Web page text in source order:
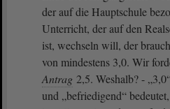
der auf die Hauptschule
Unterricht, der auf den
ist, wechseln will, der
von mindestens 3,0. Wir
Antrag 2,5. Weshalb? -
und „befriedigend“